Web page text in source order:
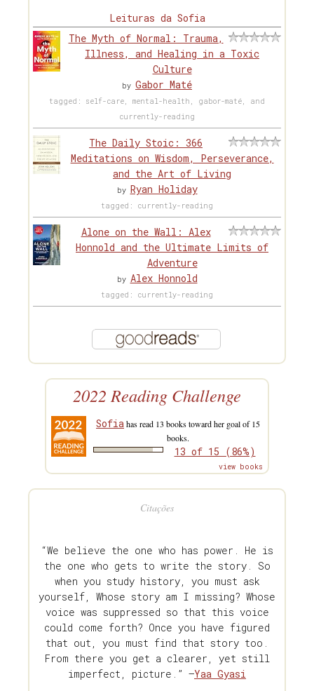
Leituras da Sofia
The Myth of Normal: Trauma,
Illness, and Healing in a Toxic
Culture
by Gabor Maté
tagged: self-care, mental-health, gabor-maté, and
currently-reading
The Daily Stoic: 366
Meditations on Wisdom, Perseverance,
and the Art of Living
by Ryan Holiday
tagged: currently-reading
Alone on the Wall: Alex
Honnold and the Ultimate Limits of
Adventure
by Alex Honnold
tagged: currently-reading
2022 Reading Challenge
Sofia has read 13 books toward her goal of 15
books.
13 of 15 (86%)
view books
Citações
“We believe the one who has power. He is
the one who gets to write the story. So
when you study history, you must ask
yourself, Whose story am I missing? Whose
voice was suppressed so that this voice
could come forth? Once you have figured
that out, you must find that story too.
From there you get a clearer, yet still
imperfect, picture.” —Yaa Gyasi